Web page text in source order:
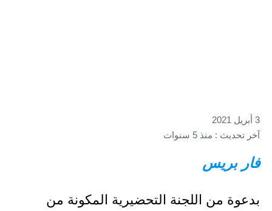
3 أبريل 2021
آخر تحديث : منذ 5 سنوات
فار بريس
بدعوة من اللجنة التحضيرية المكونة من